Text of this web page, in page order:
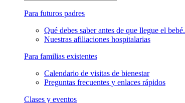
Para futuros padres
Qué debes saber antes de que llegue el bebé.
Nuestras afiliaciones hospitalarias
Para familias existentes
Calendario de visitas de bienestar
Preguntas frecuentes y enlaces rápidos
Clases y eventos